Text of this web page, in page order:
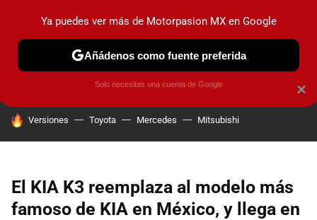
PRUEBAS INDUSTRIA HOY NO CIRCULA
HOY SE HABLA DE
Versiones Toyota Mercedes Mitsubishi
El KIA K3 reemplaza al modelo más
famoso de KIA en México, y llega en
×
Ya puedes ver más de Motorpasion MX en Google
Añádenos como fuente preferida
Solo necesitas una cuenta de Google